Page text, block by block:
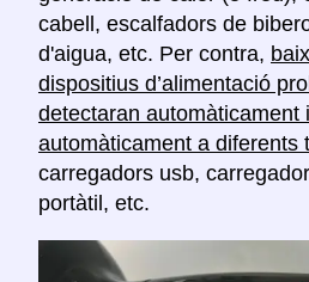
cabell, escalfadors de
d'aigua, etc. Per contra,
dispositius d’alimentació
detectaran automàticament
automàticament a diferents
carregadors usb,
portàtil, etc.